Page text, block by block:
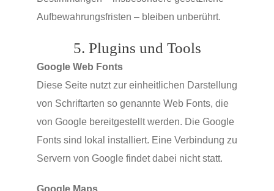
Aufbewahrungsfristen – bleiben unberührt.
5. Plugins und Tools
Google Web Fonts
Diese Seite nutzt zur einheitlichen Darstellung
von Schriftarten so genannte Web Fonts, die
von Google bereitgestellt werden. Die Google
Fonts sind lokal installiert. Eine Verbindung zu
Servern von Google findet dabei nicht statt.
Google Maps